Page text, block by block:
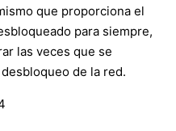
que proporciona el
para siempre,
las veces que se
de la red.